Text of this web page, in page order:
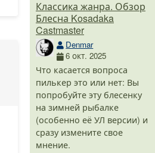
Классика жанра. Обзор
Блесна Kosadaka
Castmaster
Denmar
6 окт. 2025
Что касается вопроса
пилькер это или нет: Вы
попробуйте эту блесенку
на зимней рыбалке
(особенно её УЛ версии) и
сразу измените свое
мнение.